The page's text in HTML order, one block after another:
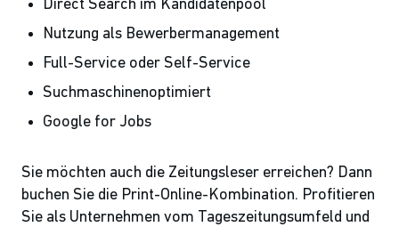
Direct Search im Kandidatenpool
Nutzung als Bewerbermanagement
Full-Service oder Self-Service
Suchmaschinenoptimiert
Google for Jobs
Sie möchten auch die Zeitungsleser erreichen? Dann
buchen Sie die Print-Online-Kombination. Profitieren
Sie als Unternehmen vom Tageszeitungsumfeld und